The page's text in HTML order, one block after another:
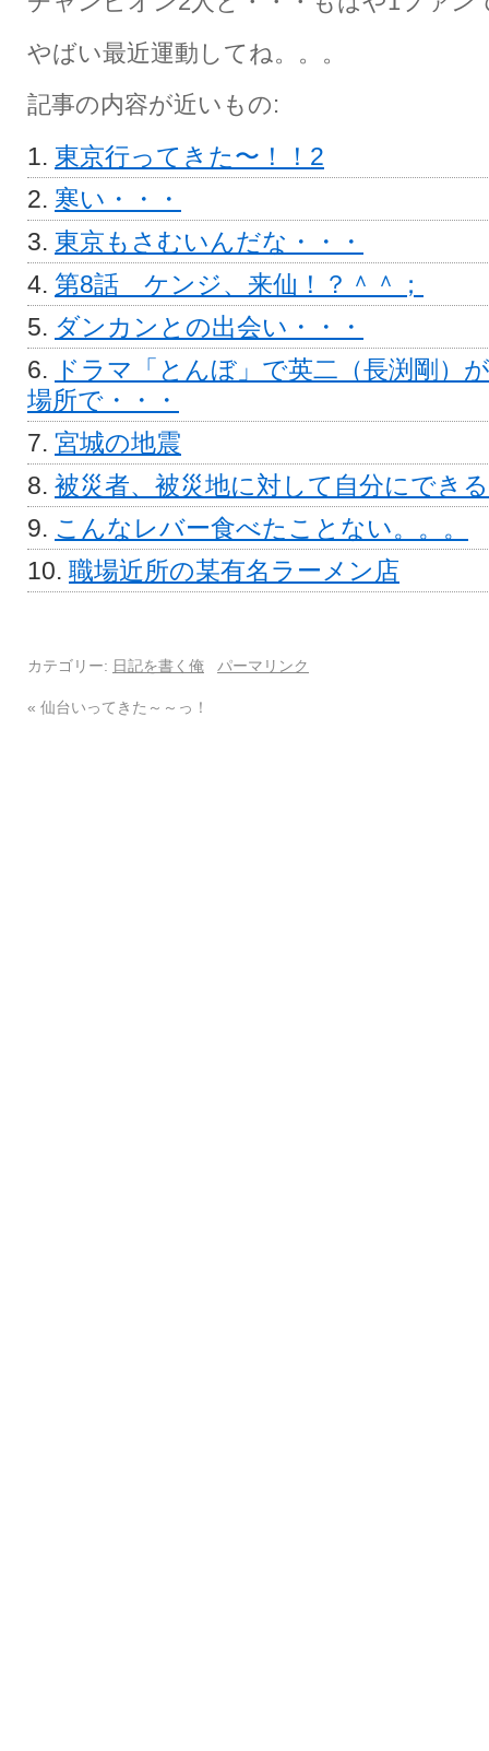
やばい最近運動してね。。。
記事の内容が近いもの:
東京行ってきた〜！！2
寒い・・・
東京もさむいんだな・・・
第8話 ケンジ、来仙！？＾＾；
ダンカンとの出会い・・・
ドラマ「とんぼ」で英二（長渕剛）
場所で・・・
宮城の地震
被災者、被災地に対して自分にでき
こんなレバー食べたことない。。。
職場近所の某有名ラーメン店
カテゴリー: 日記を書く俺 パーマリンク
« 仙台いってきた～～っ！